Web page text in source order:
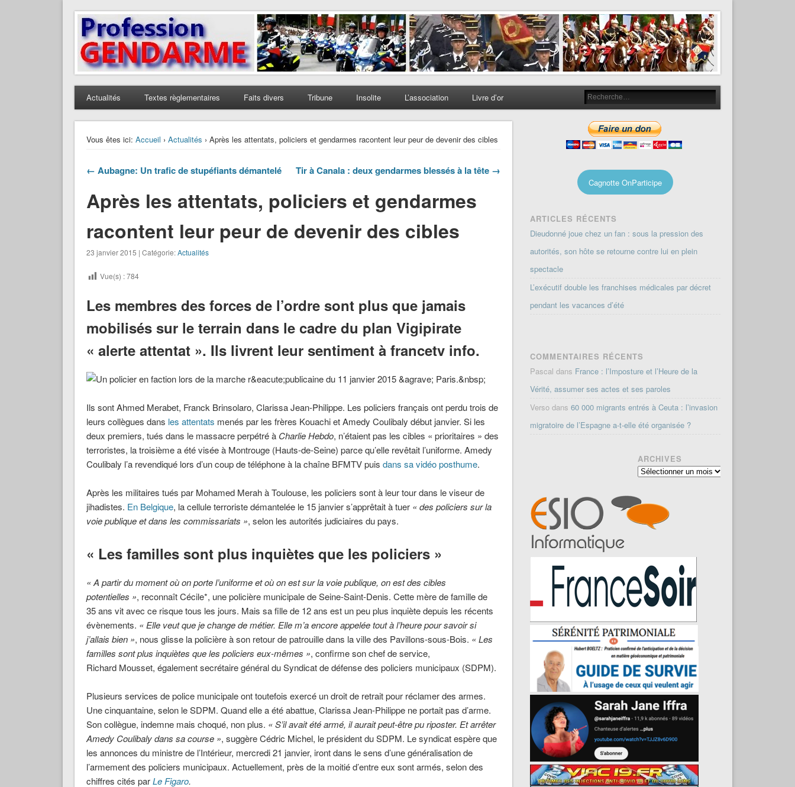
Profession Gendarme
Le journal des gendarmes
Actualités Textes règlementaires Faits divers Tribune Insolite L’association Livre d’or
Vous êtes ici: Accueil › Actualités › Après les attentats, policiers et gendarmes racontent leur peur de devenir des cibles
← Aubagne: Un trafic de stupéfiants démantelé Tir à Canala : deux gendarmes blessés à la tête →
Après les attentats, policiers et gendarmes
racontent leur peur de devenir des cibles
23 janvier 2015 | Catégorie:Actualités
Vue(s) :784
Les membres des forces de l’ordre sont plus que jamais
mobilisés sur le terrain dans le cadre du plan Vigipirate
« alerte attentat ». Ils livrent leur sentiment à francetv info.
Ils sont Ahmed Merabet, Franck Brinsolaro, Clarissa Jean-Philippe. Les policiers français ont perdu trois de
leurs collègues dans les attentats menés par les frères Kouachi et Amedy Coulibaly début janvier. Si les
deux premiers, tués dans le massacre perpétré à Charlie Hebdo, n’étaient pas les cibles « prioritaires » des
terroristes, la troisième a été visée à Montrouge (Hauts-de-Seine) parce qu’elle revêtait l’uniforme. Amedy
Coulibaly l’a revendiqué lors d’un coup de téléphone à la chaîne BFMTV puis dans sa vidéo posthume.
Après les militaires tués par Mohamed Merah à Toulouse, les policiers sont à leur tour dans le viseur de
jihadistes. En Belgique, la cellule terroriste démantelée le 15 janvier s’apprêtait à tuer « des policiers sur la
voie publique et dans les commissariats », selon les autorités judiciaires du pays.
« Les familles sont plus inquiètes que les policiers »
« A partir du moment où on porte l’uniforme et où on est sur la voie publique, on est des cibles
potentielles », reconnaît Cécile*, une policière municipale de Seine-Saint-Denis. Cette mère de famille de
35 ans vit avec ce risque tous les jours. Mais sa fille de 12 ans est un peu plus inquiète depuis les récents
évènements. « Elle veut que je change de métier. Elle m’a encore appelée tout à l’heure pour savoir si
j’allais bien », nous glisse la policière à son retour de patrouille dans la ville des Pavillons-sous-Bois. « Les
familles sont plus inquiètes que les policiers eux-mêmes », confirme son chef de service,
Richard Mousset, également secrétaire général du Syndicat de défense des policiers municipaux (SDPM).
Plusieurs services de police municipale ont toutefois exercé un droit de retrait pour réclamer des armes.
Une cinquantaine, selon le SDPM. Quand elle a été abattue, Clarissa Jean-Philippe ne portait pas d’arme.
Son collègue, indemne mais choqué, non plus. « S’il avait été armé, il aurait peut-être pu riposter. Et arrêter
Amedy Coulibaly dans sa course », suggère Cédric Michel, le président du SDPM. Le syndicat espère que
les annonces du ministre de l’Intérieur, mercredi 21 janvier, iront dans le sens d’une généralisation de
l’armement des policiers municipaux. Actuellement, près de la moitié d’entre eux sont armés, selon des
chiffres cités parLe Figaro.
Cagnotte OnParticipe
ARTICLES RÉCENTS
Dieudonné joue chez un fan : sous la pression des
autorités, son hôte se retourne contre lui en plein
spectacle
L’exécutif double les franchises médicales par décret
pendant les vacances d’été
COMMENTAIRES RÉCENTS
Pascal dans France : l’Imposture et l’Heure de la
Vérité, assumer ses actes et ses paroles
Verso dans60 000 migrants entrés à Ceuta : l’invasion
migratoire de l’Espagne a-t-elle été organisée ?
ARCHIVES
Archives